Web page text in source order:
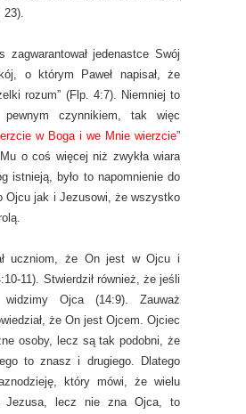
zagwarantował jedenastce Swój
o którym Paweł napisał, że
rozum” (Flp. 4:7). Niemniej to
czynnikiem, tak więc
w Boga i we Mnie wierzcie”
o coś więcej niż zwykła wiara
istnieją, było to napomnienie do
Ojcu jak i Jezusowi, że wszystko
uczniom, że On jest w Ojcu i
11). Stwierdził również, że jeśli
Ojca (14:9). Zauważ
że On jest Ojcem. Ojciec
osoby, lecz są tak podobni, że
to znasz i drugiego. Dlatego
który mówi, że wielu
Jezusa, lecz nie zna Ojca, to